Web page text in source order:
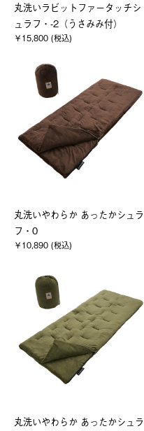
丸洗いラビットファータッチシ
ュラフ・-2（うさみみ付）
￥15,800 (税込)
丸洗いやわらか あったかシュラ
フ・0
￥10,890 (税込)
丸洗いやわらか あったかシュラ